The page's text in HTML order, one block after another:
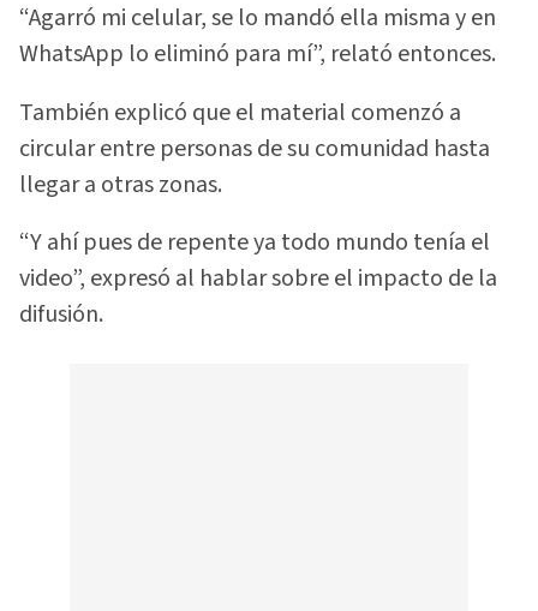
“Agarró mi celular, se lo mandó ella misma y en
WhatsApp lo eliminó para mí”, relató entonces.
También explicó que el material comenzó a
circular entre personas de su comunidad hasta
llegar a otras zonas.
“Y ahí pues de repente ya todo mundo tenía el
video”, expresó al hablar sobre el impacto de la
difusión.